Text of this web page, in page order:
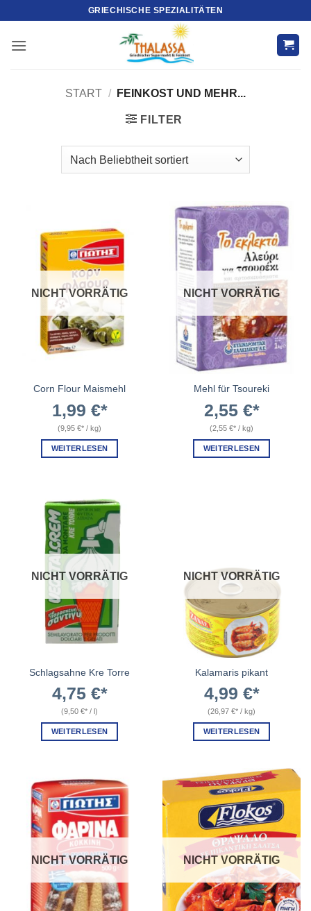
springen
GRIECHISCHE SPEZIALITÄTEN
START / FEINKOST UND MEHR...
FILTER
NICHT VORRÄTIG
Corn Flour Maismehl
1,99 €
(9,95 € / kg)
WEITERLESEN
NICHT VORRÄTIG
Mehl für Tsoureki
2,55 €
(2,55 € / kg)
WEITERLESEN
NICHT VORRÄTIG
Schlagsahne Kre Torre
4,75 €
(9,50 € / )
WEITERLESEN
NICHT VORRÄTIG
Kalamaris pikant
4,99 €
(26,97 € / kg)
WEITERLESEN
NICHT VORRÄTIG NICHT VORRÄTIG